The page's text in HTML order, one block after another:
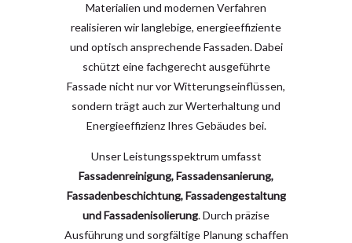
Materialien und modernen Verfahren
realisieren wir langlebige, energieeffiziente
und optisch ansprechende Fassaden. Dabei
schützt eine fachgerecht ausgeführte
Fassade nicht nur vor Witterungseinflüssen,
sondern trägt auch zur Werterhaltung und
Energieeffizienz Ihres Gebäudes bei.
Unser Leistungsspektrum umfasst
Fassadenreinigung, Fassadensanierung,
Fassadenbeschichtung, Fassadengestaltung
und Fassadenisolierung. Durch präzise
Ausführung und sorgfältige Planung schaffen